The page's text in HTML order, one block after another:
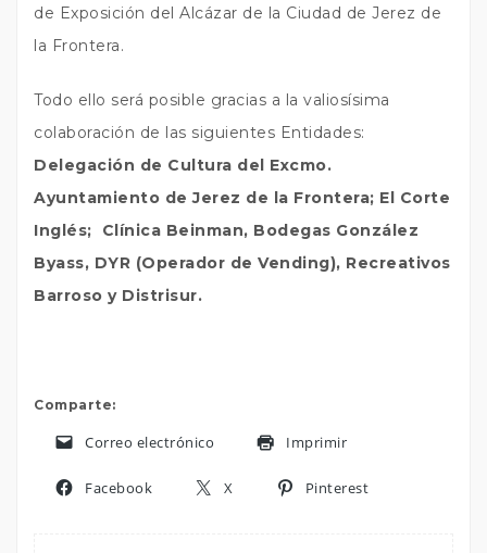
de Exposición del Alcázar de la Ciudad de Jerez de
la Frontera.
Todo ello será posible gracias a la valiosísima
colaboración de las siguientes Entidades:
Delegación de Cultura del Excmo.
Ayuntamiento de Jerez de la Frontera; El Corte
Inglés;
Clínica Beinman, Bodegas González
Byass, DYR (Operador de Vending), Recreativos
Barroso y Distrisur.
Comparte:
Correo electrónico Imprimir
Facebook X Pinterest